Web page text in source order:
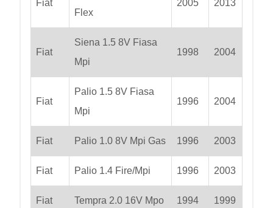
Fiat
Flex
2005 2013
Fiat
Siena 1.5 8V Fiasa
Mpi
1998 2004
Fiat
Palio 1.5 8V Fiasa
Mpi
1996 2004
Fiat Palio 1.0 8V Mpi Gas 1996 2003
Fiat Palio 1.4 Fire/Mpi 1996 2003
Fiat Tempra 2.0 16V Mpo 1994 1999